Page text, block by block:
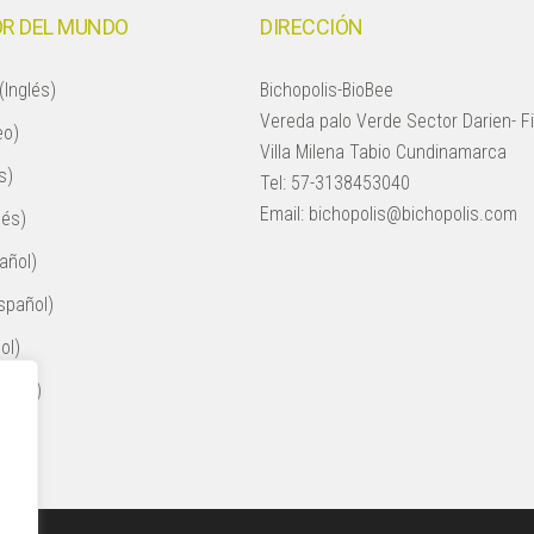
DEL MUNDO DIRECCIÓN
Bichopolis-BioBee
Vereda palo Verde Sector Darien-
Villa Milena Tabio Cundinamarca
Tel: 57-3138453040
Email: bichopolis@bichopolis.com